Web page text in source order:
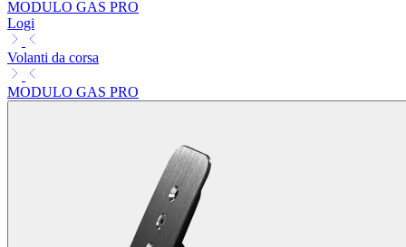
MODULO GAS PRO
Logi
Volanti da corsa
MODULO GAS PRO